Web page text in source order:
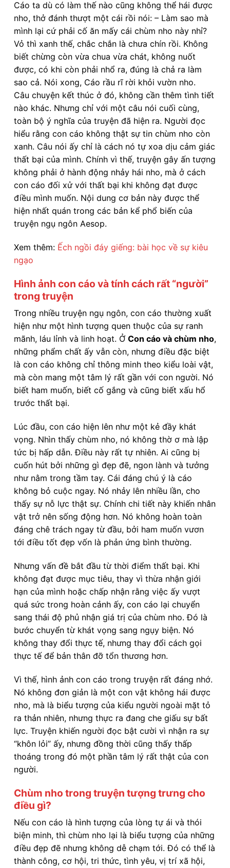
Cáo ta dù có làm thế nào cũng không thể hái được
nho, thở đánh thượt một cái rồi nói: – Làm sao mà
mình lại cứ phải cố ăn mấy cái chùm nho này nhỉ?
Vỏ thì xanh thế, chắc chắn là chưa chín rồi. Không
biết chừng còn vừa chua vừa chát, không nuốt
được, có khi còn phải nhổ ra, đúng là chả ra làm
sao cả. Nói xong, Cáo rầu rĩ rời khỏi vườn nho.
Câu chuyện kết thúc ở đó, không cần thêm tình tiết
nào khác. Nhưng chỉ với một câu nói cuối cùng,
toàn bộ ý nghĩa của truyện đã hiện ra. Người đọc
hiểu rằng con cáo không thật sự tin chùm nho còn
xanh. Câu nói ấy chỉ là cách nó tự xoa dịu cảm giác
thất bại của mình. Chính vì thế, truyện gây ấn tượng
không phải ở hành động nhảy hái nho, mà ở cách
con cáo đối xử với thất bại khi không đạt được
điều mình muốn. Nội dung cơ bản này được thể
hiện nhất quán trong các bản kể phổ biến của
truyện ngụ ngôn Aesop.
Xem thêm: Ếch ngồi đáy giếng: bài học về sự kiêu
ngạo
Hình ảnh con cáo và tính cách rất “người”
trong truyện
Trong nhiều truyện ngụ ngôn, con cáo thường xuất
hiện như một hình tượng quen thuộc của sự ranh
mãnh, láu lỉnh và linh hoạt. Ở Con cáo và chùm nho,
những phẩm chất ấy vẫn còn, nhưng điều đặc biệt
là con cáo không chỉ thông minh theo kiểu loài vật,
mà còn mang một tâm lý rất gần với con người. Nó
biết ham muốn, biết cố gắng và cũng biết xấu hổ
trước thất bại.
Lúc đầu, con cáo hiện lên như một kẻ đầy khát
vọng. Nhìn thấy chùm nho, nó không thờ ơ mà lập
tức bị hấp dẫn. Điều này rất tự nhiên. Ai cũng bị
cuốn hút bởi những gì đẹp đẽ, ngon lành và tưởng
như nằm trong tầm tay. Cái đáng chú ý là cáo
không bỏ cuộc ngay. Nó nhảy lên nhiều lần, cho
thấy sự nỗ lực thật sự. Chính chi tiết này khiến nhân
vật trở nên sống động hơn. Nó không hoàn toàn
đáng chê trách ngay từ đầu, bởi ham muốn vươn
tới điều tốt đẹp vốn là phản ứng bình thường.
Nhưng vấn đề bắt đầu từ thời điểm thất bại. Khi
không đạt được mục tiêu, thay vì thừa nhận giới
hạn của mình hoặc chấp nhận rằng việc ấy vượt
quá sức trong hoàn cảnh ấy, con cáo lại chuyển
sang thái độ phủ nhận giá trị của chùm nho. Đó là
bước chuyển từ khát vọng sang ngụy biện. Nó
không thay đổi thực tế, nhưng thay đổi cách gọi
thực tế để bản thân đỡ tổn thương hơn.
Vì thế, hình ảnh con cáo trong truyện rất đáng nhớ.
Nó không đơn giản là một con vật không hái được
nho, mà là biểu tượng của kiểu người ngoài mặt tỏ
ra thản nhiên, nhưng thực ra đang che giấu sự bất
lực. Truyện khiến người đọc bật cười vì nhận ra sự
“khôn lỏi” ấy, nhưng đồng thời cũng thấy thấp
thoáng trong đó một phần tâm lý rất thật của con
người.
Chùm nho trong truyện tượng trưng cho
điều gì?
Nếu con cáo là hình tượng của lòng tự ái và thói
biện minh, thì chùm nho lại là biểu tượng của những
điều đẹp đẽ nhưng không dễ chạm tới. Đó có thể là
thành công, cơ hội, tri thức, tình yêu, vị trí xã hội,